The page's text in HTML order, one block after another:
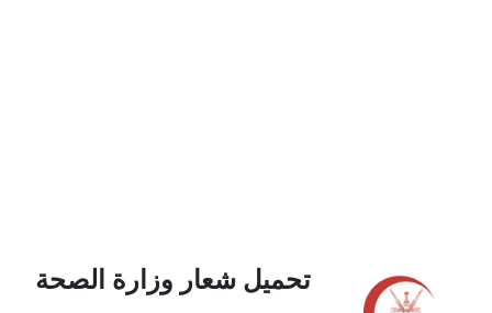
تحميل شعار وزارة الصحة‏